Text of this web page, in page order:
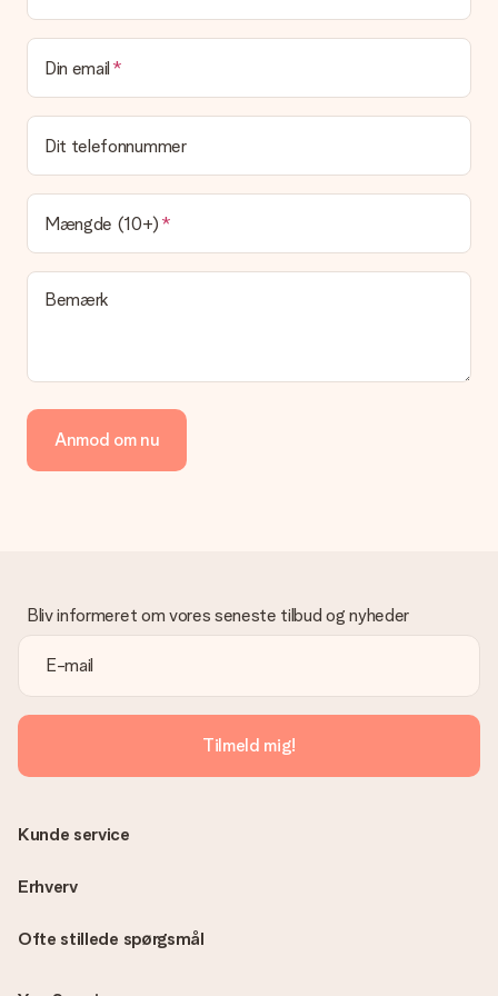
leveringsomkostninger
Kan jeg vælge en leveringsdato?
Det er ikke muligt at vælge en bestemt leveringsdato.
Hvad er leveringstiden, og hvornår modtager jeg min
gave?
Leveringstiden findes på gavens produktside. Du kan stole på,
at vores postfirma leverer din gave på denne dag.
Hvilke leveringsmuligheder kan jeg vælge?
I øjeblikket er det ikke (endnu) muligt at vælge en
leveringsindstilling. Den gave, du vil bestille, sendes enten som
en pakke eller som postkasse levering. Vil du gerne vide
hvilken måde din ordre sendes på? Kontakt venligst vores
Vi tilbyder følgende betalingsmetoder: Dankort, Paypal,
kreditkort, faktura via Klarna eller bankoverførsel. I tilfælde af
manuel betaling overførsel, skal du tage højde for en ekstra 3
venligst vores kundeservice, de hjælper gerne med at finde en
passende løsning.
Er fakturaen sendt sammen med ordren?
Ingen faktura sendes med din ordre. Du modtager altid
fakturaen i bekræftelsesemailen, og du kan altid finde den i din
MySurprise-konto. Det betyder at du kan få gaven leveret
direkte til modtageren, hvilket gør det til en sand
overraskelse!
Din email
Dit telefonnummer
Mængde (10+)
Bemærk
Anmod om nu
Bliv informeret om vores seneste tilbud og nyheder
Tilmeld mig!
Ofte stillede spørgsmål
Kunde service
Erhverv